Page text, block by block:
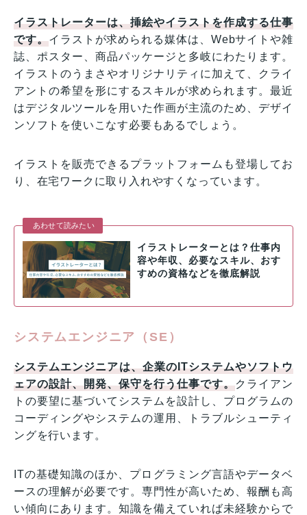
イラストレーターは、挿絵やイラストを作成する仕事
です。イラストが求められる媒体は、Webサイトや雑
誌、ポスター、商品パッケージと多岐にわたります。
イラストのうまさやオリジナリティに加えて、クライ
アントの希望を形にするスキルが求められます。最近
はデジタルツールを用いた作画が主流のため、デザイ
ンソフトを使いこなす必要もあるでしょう。
イラストを販売できるプラットフォームも登場してお
り、在宅ワークに取り入れやすくなっています。
あわせて読みたい
イラストレーターとは？仕事内
容や年収、必要なスキル、おす
すめの資格などを徹底解説
システムエンジニア（SE）
システムエンジニアは、企業のITシステムやソフトウ
ェアの設計、開発、保守を行う仕事です。クライアン
トの要望に基づいてシステムを設計し、プログラムの
コーディングやシステムの運用、トラブルシューティ
ングを行います。
ITの基礎知識のほか、プログラミング言語やデータベ
ースの理解が必要です。専門性が高いため、報酬も高
い傾向にあります。知識を備えていれば未経験からで